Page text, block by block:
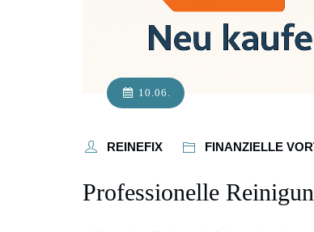
10.06.
REINEFIX FINANZIELLE
Professionelle